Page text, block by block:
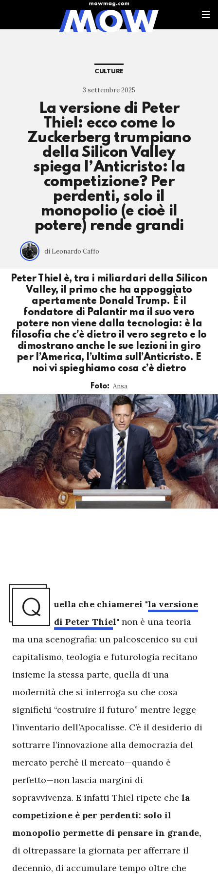
CULTURE
3 settembre 2025
La versione di Peter
Thiel: ecco come lo
Zuckerberg trumpiano
della Silicon Valley
spiega l’Anticristo: la
competizione? Per
perdenti, solo il
monopolio (e cioè il
potere) rende grandi
di Leonardo Caffo
Peter Thiel è, tra i miliardari della Silicon
Valley, il primo che ha appoggiato
apertamente Donald Trump. È il
fondatore di Palantir ma il suo vero
potere non viene dalla tecnologia: è la
filosofia che c’è dietro il vero segreto e lo
dimostrano anche le sue lezioni in giro
per l’America, l’ultima sull’Anticristo. E
noi vi spieghiamo cosa c’è dietro
Foto: Ansa
Q uella che chiamerei "la versione
di Peter Thiel" non è una teoria
ma una scenografia: un palcoscenico su cui
capitalismo, teologia e futurologia recitano
insieme la stessa parte, quella di una
modernità che si interroga su che cosa
significhi “costruire il futuro” mentre legge
l’inventario dell’Apocalisse. C’è il desiderio di
sottrarre l’innovazione alla democrazia del
mercato perché il mercato—quando è
perfetto—non lascia margini di
sopravvivenza. E infatti Thiel ripete che la
competizione è per perdenti: solo il
monopolio permette di pensare in grande,
di oltrepassare la giornata per afferrare il
decennio, di accumulare tempo oltre che